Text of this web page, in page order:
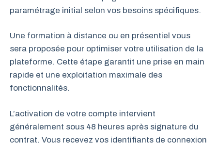
paramétrage initial selon vos besoins spécifiques.
Une formation à distance ou en présentiel vous
sera proposée pour optimiser votre utilisation de la
plateforme. Cette étape garantit une prise en main
rapide et une exploitation maximale des
fonctionnalités.
L’activation de votre compte intervient
généralement sous 48 heures après signature du
contrat. Vous recevez vos identifiants de connexion